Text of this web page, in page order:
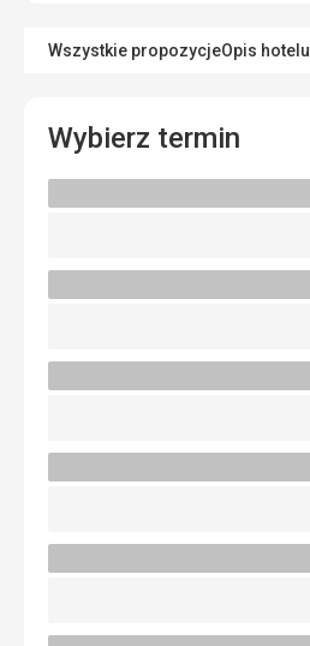
Wszystkie propozycjeOpis hotelu
Wybierz termin